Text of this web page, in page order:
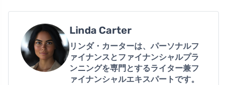
Linda Carter
リンダ・カーターは、パーソナルフ
ァイナンスとファイナンシャルプラ
ンニングを専門とするライター兼フ
ァイナンシャルエキスパートです。